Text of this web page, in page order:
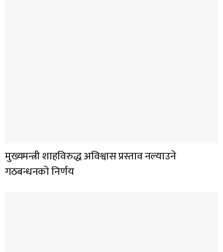
मुख्यमन्त्री शाहविरुद्ध अविश्वास प्रस्ताव नल्याउने
गठबन्धनको निर्णय